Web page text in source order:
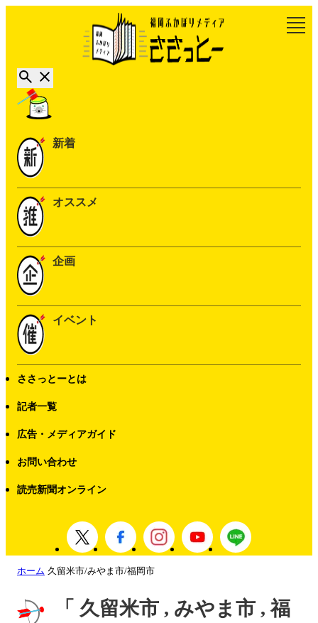
新着
オススメ
企画
イベント
ささっとーとは
記者一覧
広告・メディアガイド
お問い合わせ
読売新聞オンライン
ホーム 久留米市/みやま市/福岡市
「 久留米市 , みやま市 , 福